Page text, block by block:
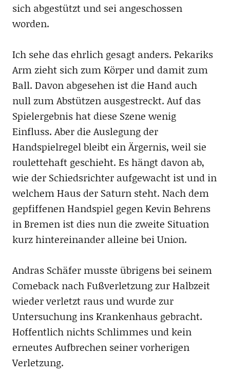
sich abgestützt und sei angeschossen
worden.
Ich sehe das ehrlich gesagt anders. Pekariks
Arm zieht sich zum Körper und damit zum
Ball. Davon abgesehen ist die Hand auch
null zum Abstützen ausgestreckt. Auf das
Spielergebnis hat diese Szene wenig
Einfluss. Aber die Auslegung der
Handspielregel bleibt ein Ärgernis, weil sie
roulettehaft geschieht. Es hängt davon ab,
wie der Schiedsrichter aufgewacht ist und in
welchem Haus der Saturn steht. Nach dem
gepfiffenen Handspiel gegen Kevin Behrens
in Bremen ist dies nun die zweite Situation
kurz hintereinander alleine bei Union.
Andras Schäfer musste übrigens bei seinem
Comeback nach Fußverletzung zur Halbzeit
wieder verletzt raus und wurde zur
Untersuchung ins Krankenhaus gebracht.
Hoffentlich nichts Schlimmes und kein
erneutes Aufbrechen seiner vorherigen
Verletzung.